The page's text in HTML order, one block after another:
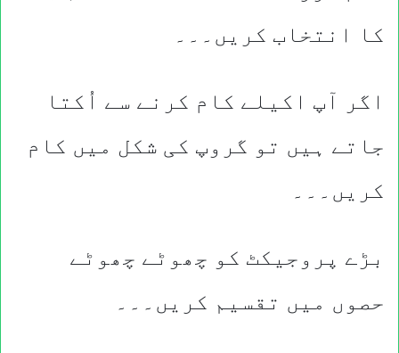
کا انتخاب کریں۔۔۔
اگر آپ اکیلے کام کرنے سے اُکتا
جاتے ہیں تو گروپ کی شکل میں کام
کریں۔۔۔
بڑے پروجیکٹ کو چھوٹے چھوٹے
حصوں میں تقسیم کریں۔۔۔